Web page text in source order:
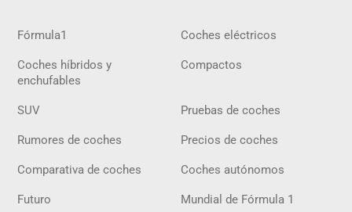
Fórmula1 Coches eléctricos
Coches híbridos y
enchufables
Compactos
SUV Pruebas de coches
Rumores de coches Precios de coches
Comparativa de coches Coches autónomos
Futuro Mundial de Fórmula 1